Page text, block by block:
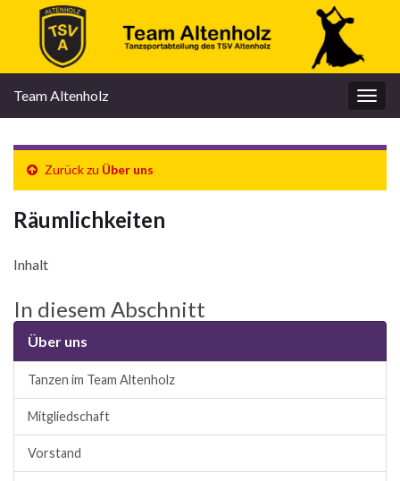
Team Altenholz
Zurück zu Über uns
Räumlichkeiten
Inhalt
In diesem Abschnitt
Über uns
Tanzen im Team Altenholz
Mitgliedschaft
Vorstand